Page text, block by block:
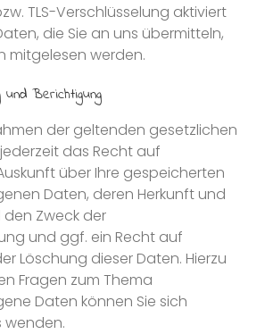
TLS-Verschlüsselung aktiviert
die Sie an uns übermitteln,
mitgelesen werden.
und Berichtigung
der geltenden gesetzlichen
das Recht auf
über Ihre gespeicherten
Daten, deren Herkunft und
Zweck der
und ggf. ein Recht auf
Löschung dieser Daten. Hierzu
Fragen zum Thema
Daten können Sie sich
wenden.